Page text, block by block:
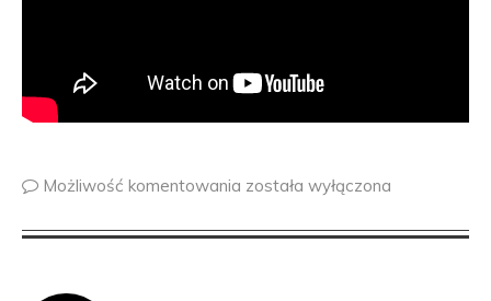
Możliwość komentowania została wyłączona